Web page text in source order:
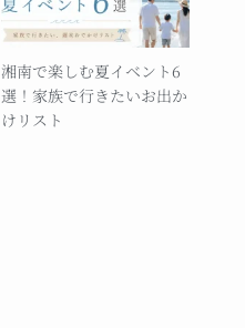
湘南で楽しむ夏イベント6
選！家族で行きたいお出か
けリスト